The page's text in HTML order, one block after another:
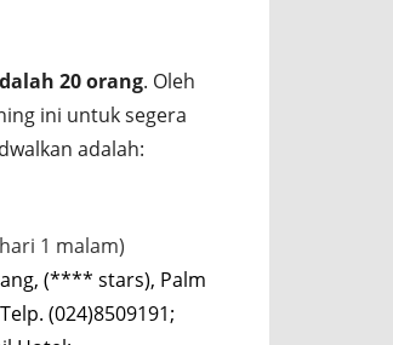
20 orang. Oleh
ini untuk segera
adalah:
1 malam)
(**** stars), Palm
(024)8509191;